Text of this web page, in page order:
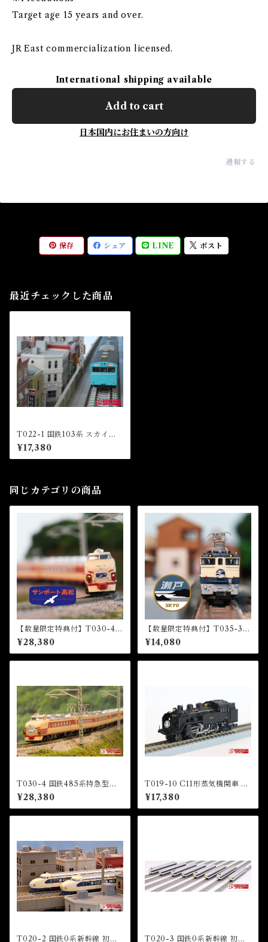
Target age 15 years and over.
JR East commercialization licensed.
International shipping available
Add to cart
日本国内にお住まいの方向け
通報する
保存 シェア LINE ポスト
最近チェックした商品
T022-1 国鉄103系 スカイブ
ルー 京浜東北線タイプ 4両基
本セット (JNR 103 Sky Blue
Keihintohoku Line Type Ba
¥17,380
同じカテゴリの商品
【数量限定特典付】T030-4 4
85系特急型車両 初期形 5両基
本セット『サンポート高松』
HM付 (485 LIMITED EXP
¥28,380
【数量限定特典付】T035-3 E
F65形電気機関車1000番代
『瀬戸』HM付 (EF65 1000
Electric Locomotive “Set
¥14,080
T030-4 国鉄485系特急型車
両 初期形 雷鳥 国鉄色 5両基本
セット (JNR 485 LIMITED
EXPRESS "RAICHO" JNR
¥28,380
T019-10 C11形蒸気機関車 12
3号機 東武鉄道SL「大樹」 タ
イプ (TOBU Railway C11 St
eam Locomotive Number 1
¥17,380
T020-2 国鉄0系新幹線 初期
T020-3 国鉄0系新幹線 初期